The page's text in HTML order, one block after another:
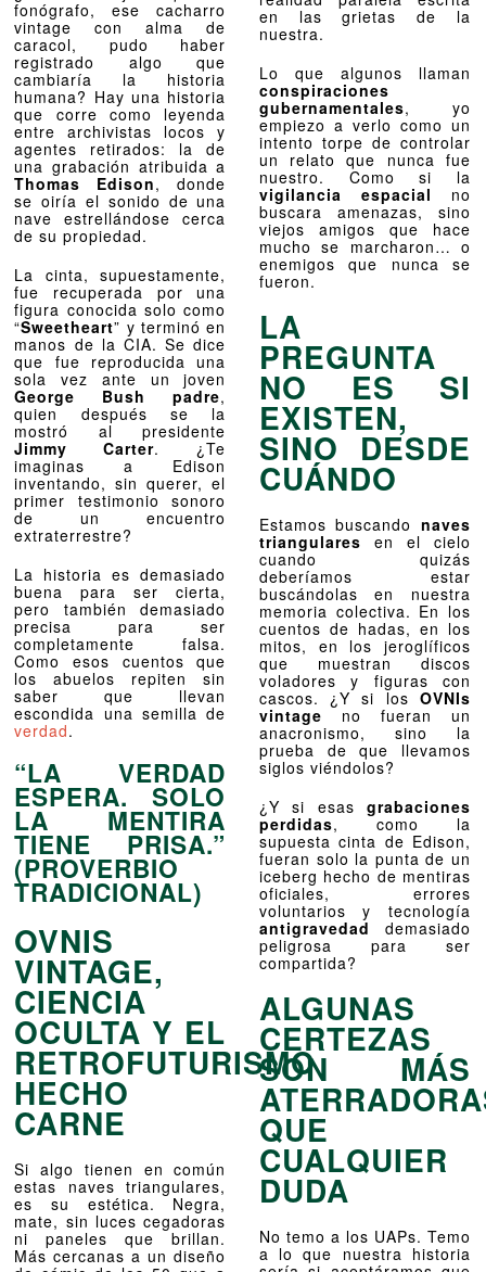
fonógrafo, ese cacharro
vintage con alma de
caracol, pudo haber
registrado algo que
cambiaría la historia
humana? Hay una historia
que corre como leyenda
entre archivistas locos y
agentes retirados: la de
una grabación atribuida a
Thomas Edison, donde
se oiría el sonido de una
nave estrellándose cerca
de su propiedad.
La cinta, supuestamente,
fue recuperada por una
figura conocida solo como
“Sweetheart” y terminó en
manos de la CIA. Se dice
que fue reproducida una
sola vez ante un joven
George Bush padre,
quien después se la
mostró al presidente
Jimmy Carter. ¿Te
imaginas a Edison
inventando, sin querer, el
primer testimonio sonoro
de un encuentro
extraterrestre?
La historia es demasiado
buena para ser cierta,
pero también demasiado
precisa para ser
completamente falsa.
Como esos cuentos que
los abuelos repiten sin
saber que llevan
escondida una semilla de
verdad.
“LA VERDAD
ESPERA. SOLO
LA MENTIRA
TIENE PRISA.”
(PROVERBIO
TRADICIONAL)
OVNIS
VINTAGE,
CIENCIA
OCULTA Y EL
RETROFUTURISMO
HECHO
CARNE
Si algo tienen en común
estas naves triangulares,
es su estética. Negra,
mate, sin luces cegadoras
ni paneles que brillan.
Más cercanas a un diseño
en las grietas de la
nuestra.
Lo que algunos llaman
conspiraciones
gubernamentales, yo
empiezo a verlo como un
intento torpe de controlar
un relato que nunca fue
nuestro. Como si la
vigilancia espacial no
buscara amenazas, sino
viejos amigos que hace
mucho se marcharon… o
enemigos que nunca se
fueron.
LA
PREGUNTA
NO ES SI
EXISTEN,
SINO DESDE
CUÁNDO
Estamos buscando naves
triangulares en el cielo
cuando quizás
deberíamos estar
buscándolas en nuestra
memoria colectiva. En los
cuentos de hadas, en los
mitos, en los jeroglíficos
que muestran discos
voladores y figuras con
cascos. ¿Y si los OVNIs
vintage no fueran un
anacronismo, sino la
prueba de que llevamos
siglos viéndolos?
¿Y si esas grabaciones
perdidas, como la
supuesta cinta de Edison,
fueran solo la punta de un
iceberg hecho de mentiras
oficiales, errores
voluntarios y tecnología
antigravedad demasiado
peligrosa para ser
compartida?
ALGUNAS
CERTEZAS
SON MÁS
QUE
CUALQUIER
DUDA
No temo a los UAPs. Temo
a lo que nuestra historia